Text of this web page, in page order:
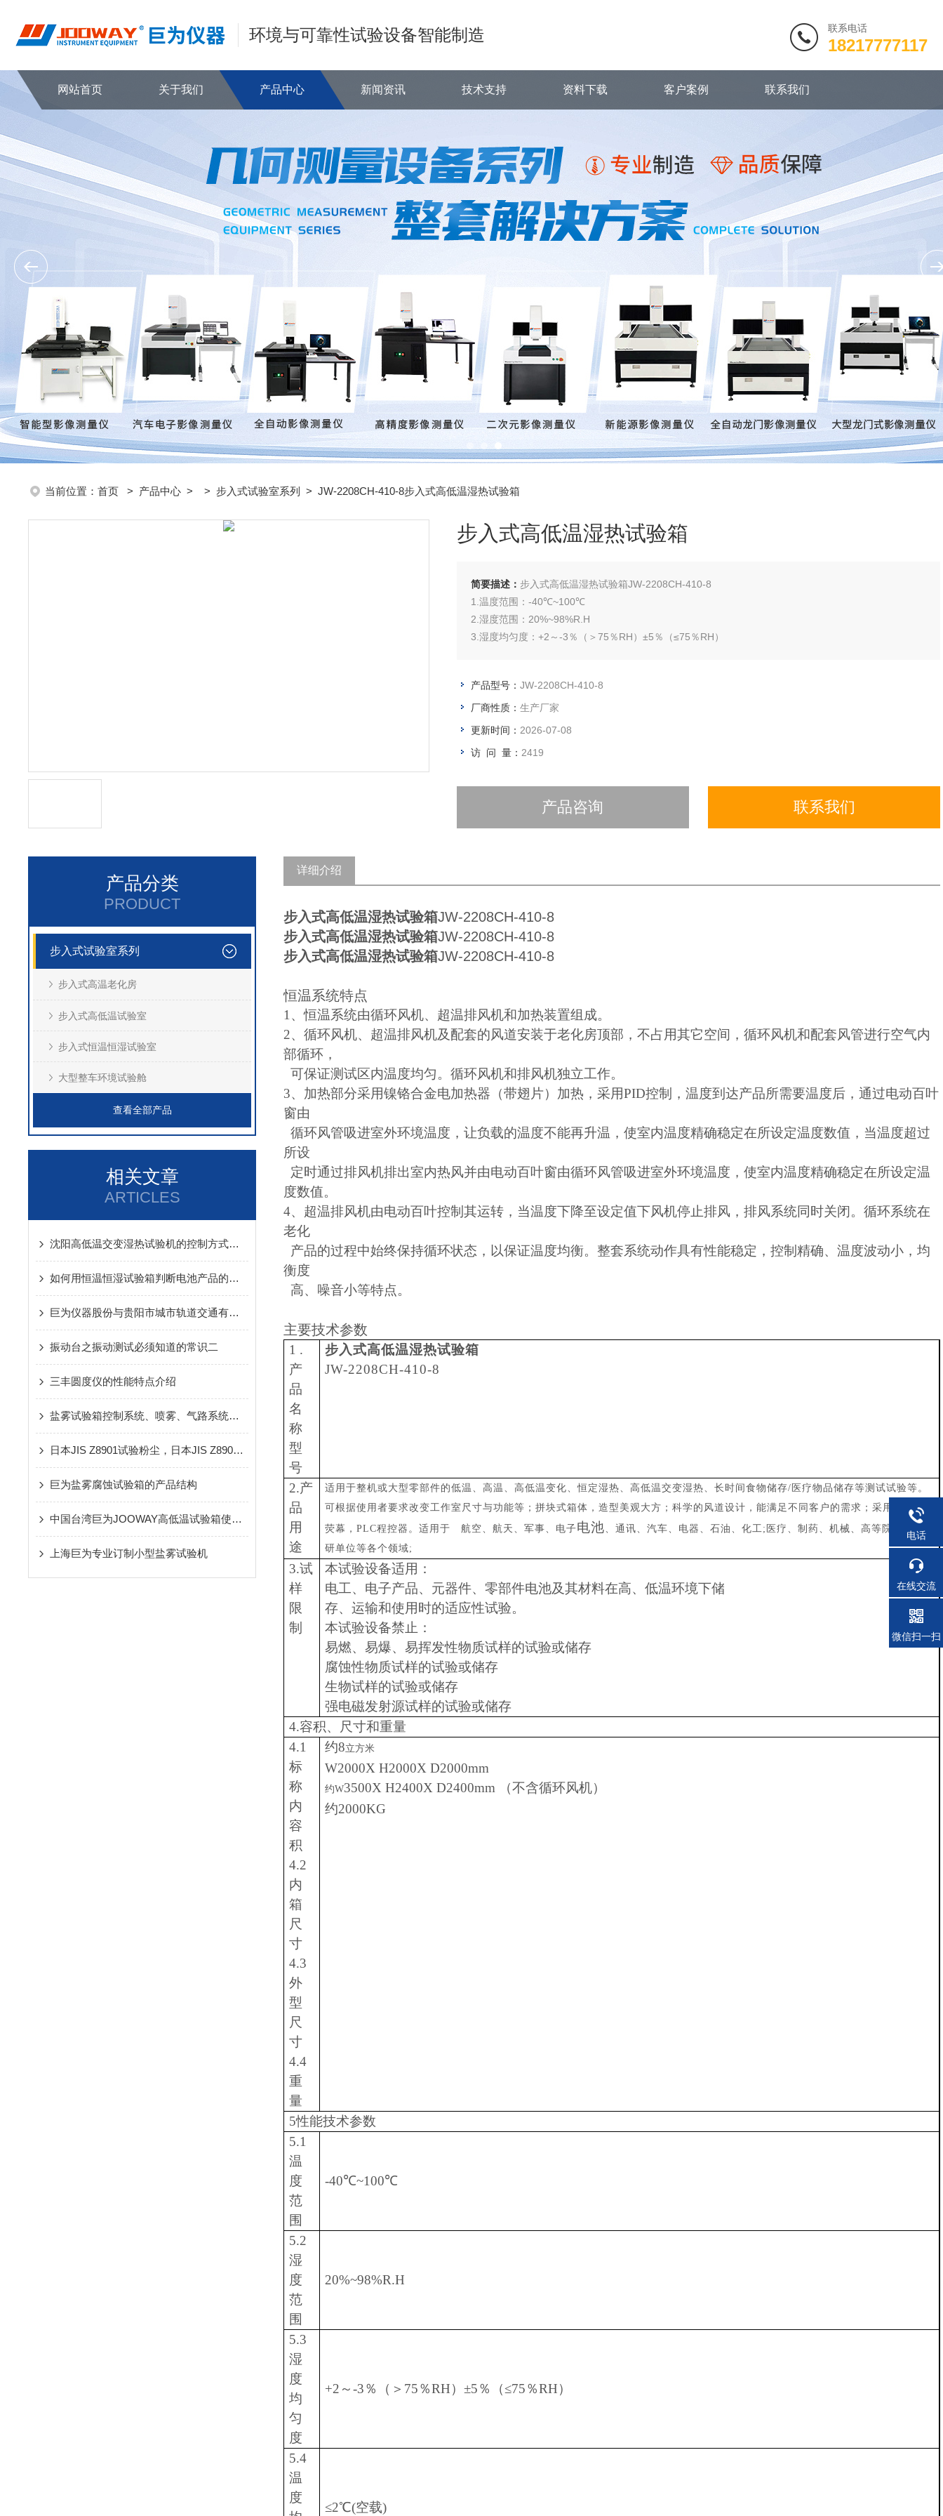
环境与可靠性试验设备智能制造 联系电话
18217777117
网站首页 关于我们 产品中心 新闻资讯 技术支持 资料下载 客户案例 联系我们
当前位置： 首页 > 产品中心 > > 步入式试验室系列 > JW-2208CH-410-8步入式高低温湿热试验箱
步入式高低温湿热试验箱
简要描述： 步入式高低温湿热试验箱JW-2208CH-410-8
1.温度范围：-40℃~100℃
2.湿度范围：20%~98%R.H
3.湿度均匀度：+2～-3％（＞75％RH）±5％（≤75％RH）
产品型号： JW-2208CH-410-8
厂商性质： 生产厂家
更新时间： 2026-07-08
访 问 量： 2419
产品咨询 联系我们
产品分类
PRODUCT
步入式试验室系列
步入式高温老化房
步入式高低温试验室
步入式恒温恒湿试验室
大型整车环境试验舱
查看全部产品
相关文章
ARTICLES
沈阳高低温交变湿热试验机的控制方式和安装场所
如何用恒温恒湿试验箱判断电池产品的优劣？
巨为仪器股份与贵阳市城市轨道交通有限公司牵手合作
振动台之振动测试必须知道的常识二
三丰圆度仪的性能特点介绍
盐雾试验箱控制系统、喷雾、气路系统及加热系统
日本JIS Z8901试验粉尘，日本JIS Z8901关东沙，日本JIS Z8901关东土全国
巨为盐雾腐蚀试验箱的产品结构
中国台湾巨为JOOWAY高低温试验箱使用过程中需注意的小细节
上海巨为专业订制小型盐雾试验机
详细介绍
步入式高低温湿热试验箱JW-2208CH-410-8
步入式高低温湿热试验箱JW-2208CH-410-8
步入式高低温湿热试验箱JW-2208CH-410-8
恒温系统特点
1、恒温系统由循环风机、超温排风机和加热装置组成。
2、循环风机、超温排风机及配套的风道安装于老化房顶部，不占用其它空间，循环风机和配套风管进行空气内
部循环，
可保证测试区内温度均匀。循环风机和排风机独立工作。
3、加热部分采用镍铬合金电加热器（带翅片）加热，采用PID控制，温度到达产品所需要温度后，通过电动百叶
窗由
循环风管吸进室外环境温度，让负载的温度不能再升温，使室内温度精确稳定在所设定温度数值，当温度超过
所设
定时通过排风机排出室内热风并由电动百叶窗由循环风管吸进室外环境温度，使室内温度精确稳定在所设定温
度数值。
4、超温排风机由电动百叶控制其运转，当温度下降至设定值下风机停止排风，排风系统同时关闭。循环系统在
老化
产品的过程中始终保持循环状态，以保证温度均衡。整套系统动作具有性能稳定，控制精确、温度波动小，均
衡度
高、噪音小等特点。
主要技术参数
1 .
产
品
名
称
型
号
步入式高低温湿热试验箱
JW-2208CH-410-8
2.产
品
用
途
适用于整机或大型零部件的低温、高温、高低温变化、恒定湿热、高低温交变湿热、长时间食物储存/医疗物品储存等测试试验等。
可根据使用者要求改变工作室尺寸与功能等；拼块式箱体，造型美观大方；科学的风道设计，能满足不同客户的需求；采用触控式
荧幕，PLC程控器。适用于 航空、航天、军事、电子电池、通讯、汽车、电器、石油、化工;医疗、制药、机械、高等院校、科
研单位等各个领域;
3.试
样
限
制
本试验设备适用：
电工、电子产品、元器件、零部件电池及其材料在高、低温环境下储
存、运输和使用时的适应性试验。
本试验设备禁止：
易燃、易爆、易挥发性物质试样的试验或储存
腐蚀性物质试样的试验或储存
生物试样的试验或储存
强电磁发射源试样的试验或储存
4.容积、尺寸和重量
4.1
标
称
内
容
积
4.2
内
箱
尺
寸
4.3
外
型
尺
寸
4.4
重
量
约8立方米
W2000X H2000X D2000mm
约W3500X H2400X D2400mm （不含循环风机）
约2000KG
5性能技术参数
5.1
温
度
范
围
-40℃~100℃
5.2
湿
度
范
围
20%~98%R.H
5.3
湿
度
均
匀
度
+2～-3％（＞75％RH）±5％（≤75％RH）
5.4
温
度
≤2℃(空载)
电话
在线交流
微信扫一扫